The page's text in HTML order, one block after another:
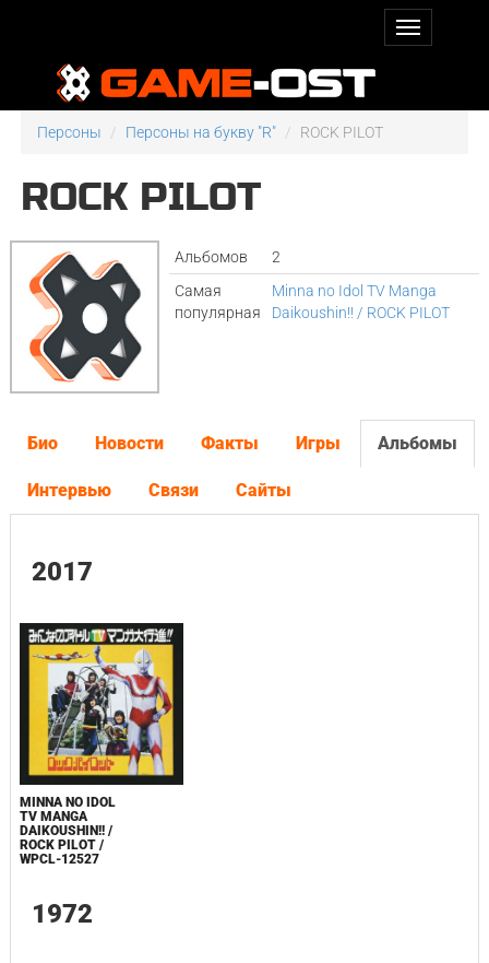
Персоны Персоны на букву "R" ROCK PILOT
ROCK PILOT
Альбомов
2
Самая
популярная
Minna no Idol TV Manga
Daikoushin!! / ROCK PILOT
Био Новости Факты Игры Альбомы
Интервью Связи Сайты
2017
MINNA NO IDOL
TV MANGA
DAIKOUSHIN!! /
ROCK PILOT /
WPCL-12527
1972